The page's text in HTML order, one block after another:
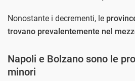
Nonostante i decrementi, le
trovano prevalentemente nel
Napoli e Bolzano sono le
minori